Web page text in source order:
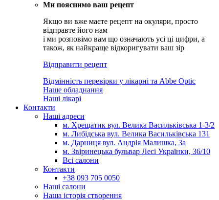
Ми пояснимо ваш рецепт
Якщо ви вже маєте рецепт на окуляри, просто
відправте його нам
і ми розповімо вам що означають усі ці цифри, а
також, як найкраще відкоригувати ваш зір
Відправити рецепт
Відмінність перевірки у лікарні та Abbe Optic
Наше обладнання
Наші лікарі
Контакти
Наші адреси
м. Хрещатик вул. Велика Васильківська 1-3/2
м. Либідська вул. Велика Васильківська 131
м. Дарниця вул. Андрія Малишка, 3а
м. Звіринецька бульвар Лесі Українки, 36/10
Всі салони
Контакти
+38 093 705 0050
Наші салони
Наша історія створення